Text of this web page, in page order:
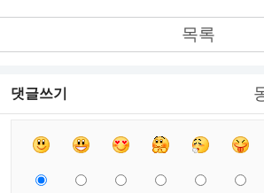
목록
댓글쓰기